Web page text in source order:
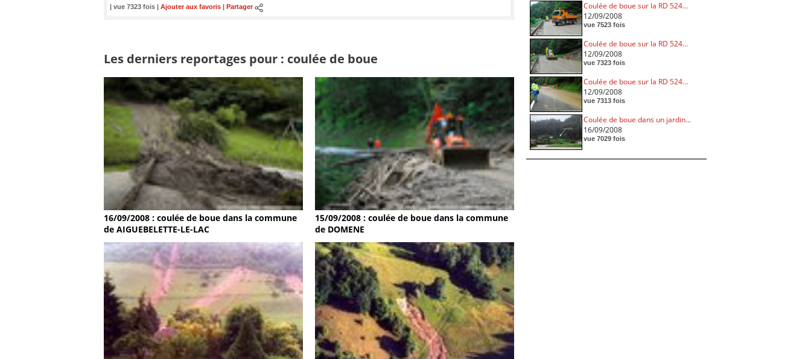
| vue 7323 fois | Ajouter aux favoris Partager
Les derniers reportages pour : coulée de boue
16/09/2008 : coulée de boue dans la commune
de AIGUEBELETTE-LE-LAC
15/09/2008 : coulée de boue dans la commune
de DOMENE
Coulée de boue sur la RD 524...
12/09/2008
vue 7523 fois
Coulée de boue sur la RD 524...
12/09/2008
vue 7323 fois
Coulée de boue sur la RD 524...
12/09/2008
vue 7313 fois
Coulée de boue dans un jardin...
16/09/2008
vue 7029 fois